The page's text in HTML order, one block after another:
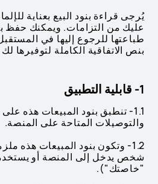
يُرجى قراءة بنود البيع بعناية
عليك من التزامات. ويمكنك حفظ
طباعتها للرجوع إليها في
بنص الاتفاقية الكاملة لتوفيرها
1- قابلية التطبيق
1.1- تنطبق بنود المبيعات هذه
والتوصيلات المتاحة على المنصة.
1.2- وتكون بنود المبيعات هذه
شخص يدخل إلى المنصة أو
"خاصتك").